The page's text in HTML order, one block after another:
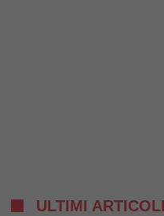
ULTIMI ARTICOLI